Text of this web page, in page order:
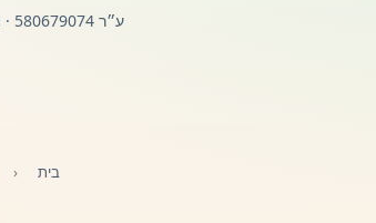
ע״ר 580679074 · האיגוד המקצועי של בעלי מעונות יום פרטיים מאז 2019
בית ‹